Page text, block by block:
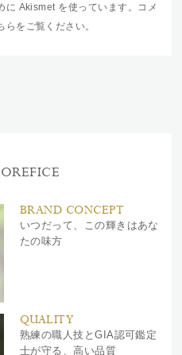
に Akismet を使っています。
コメ
らをご覧ください。
BRAND CONCEPT
いつだって、この輝きはあな
たの味方
QUALITY
熟練の職人技とGIA認可鑑定
士が守る、高い品質